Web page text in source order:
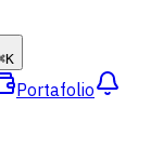
K
Portafolio